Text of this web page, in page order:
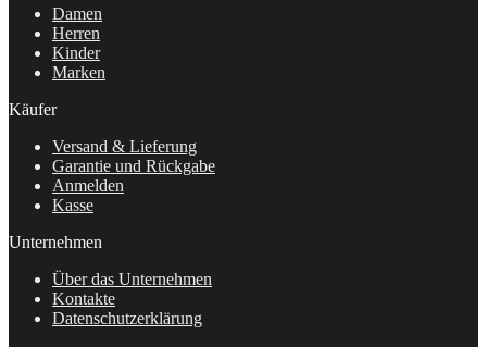
Damen
Herren
Kinder
Marken
Käufer
Versand & Lieferung
Garantie und Rückgabe
Anmelden
Kasse
Unternehmen
Über das Unternehmen
Kontakte
Datenschutzerklärung